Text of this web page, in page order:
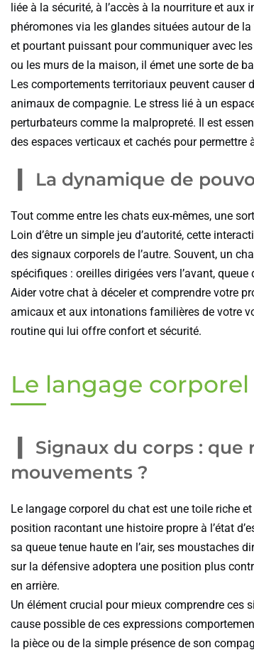
liée à la sécurité, à l’accès à la nourriture et
phéromones via les glandes situées autour de
et pourtant puissant pour communiquer avec
ou les murs de la maison, il émet une sorte de
Les comportements territoriaux peuvent
animaux de compagnie. Le stress lié à un
perturbateurs comme la malpropreté. Il est
des espaces verticaux et cachés pour
La dynamique de
Tout comme entre les chats eux-mêmes, une
Loin d’être un simple jeu d’autorité, cette
des signaux corporels de l’autre. Souvent, un
spécifiques : oreilles dirigées vers l’avant,
Aider votre chat à déceler et comprendre votre
amicaux et aux intonations familières de votre
routine qui lui offre confort et sécurité.
Le langage
Signaux du corps :
mouvements ?
Le langage corporel du chat est une toile riche
position racontant une histoire propre à l’état
sa queue tenue haute en l’air, ses moustaches
sur la défensive adoptera une position plus
en arrière.
Un élément crucial pour mieux comprendre ces
cause possible de ces expressions
la pièce ou de la simple présence de son